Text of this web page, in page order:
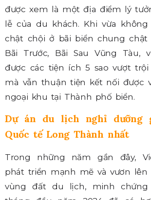
được xem là một địa điểm lý
lễ của du khách. Khi vừa
chật chội ở bãi biển chung
Bãi Trước, Bãi Sau Vũng Tàu,
được các tiện ích 5 sao vượt
mà vẫn thuận tiện kết nối được
ngoại khu tại Thành phố biển.
Dự án du lịch nghỉ dưỡng
Quốc tế Long Thành nhất
Trong những năm gần đây,
phát triển mạnh mẽ và vươn
vùng đất du lịch, minh